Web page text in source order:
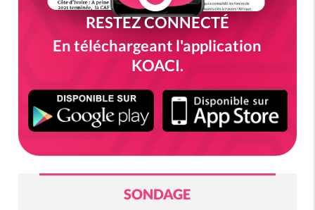
RESTEZ CONNECTÉ
En téléchargeant l'application
KOACI.
SONDAGE